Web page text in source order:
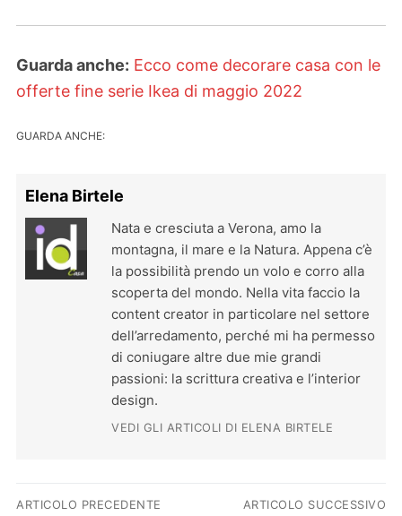
Guarda anche: Ecco come decorare casa con le
offerte fine serie Ikea di maggio 2022
GUARDA ANCHE:
Elena Birtele
Nata e cresciuta a Verona, amo la
montagna, il mare e la Natura. Appena c’è
la possibilità prendo un volo e corro alla
scoperta del mondo. Nella vita faccio la
content creator in particolare nel settore
dell’arredamento, perché mi ha permesso
di coniugare altre due mie grandi
passioni: la scrittura creativa e l’interior
design.
VEDI GLI ARTICOLI DI ELENA BIRTELE
Navigazione articoli
ARTICOLO PRECEDENTE ARTICOLO SUCCESSIVO